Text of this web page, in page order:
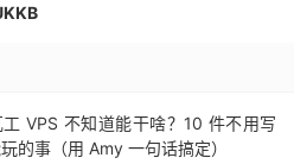
VPS 不知道能干啥？10 件不用写
的事（用 Amy 一句话搞定）